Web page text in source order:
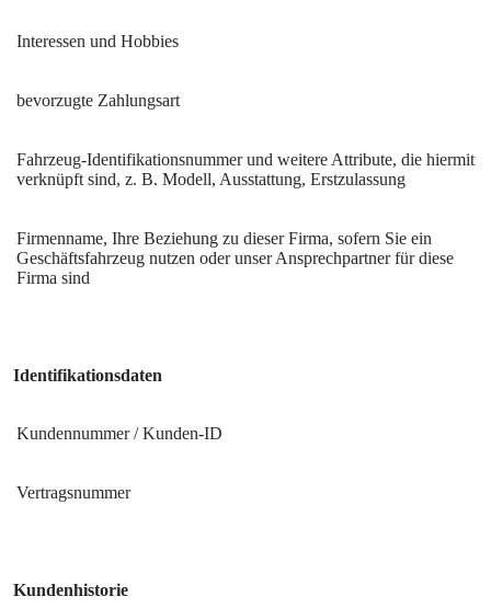
Interessen und Hobbies
bevorzugte Zahlungsart
Fahrzeug-Identifikationsnummer und weitere Attribute, die hiermit
verknüpft sind, z. B. Modell, Ausstattung, Erstzulassung
Firmenname, Ihre Beziehung zu dieser Firma, sofern Sie ein
Geschäftsfahrzeug nutzen oder unser Ansprechpartner für diese
Firma sind
Identifikationsdaten
Kundennummer / Kunden-ID
Vertragsnummer
Kundenhistorie